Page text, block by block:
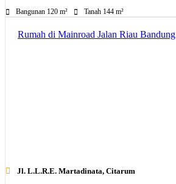
Bangunan 120 m² Tanah 144 m²
Rumah di Mainroad Jalan Riau Bandung
Jl. L.L.R.E. Martadinata, Citarum